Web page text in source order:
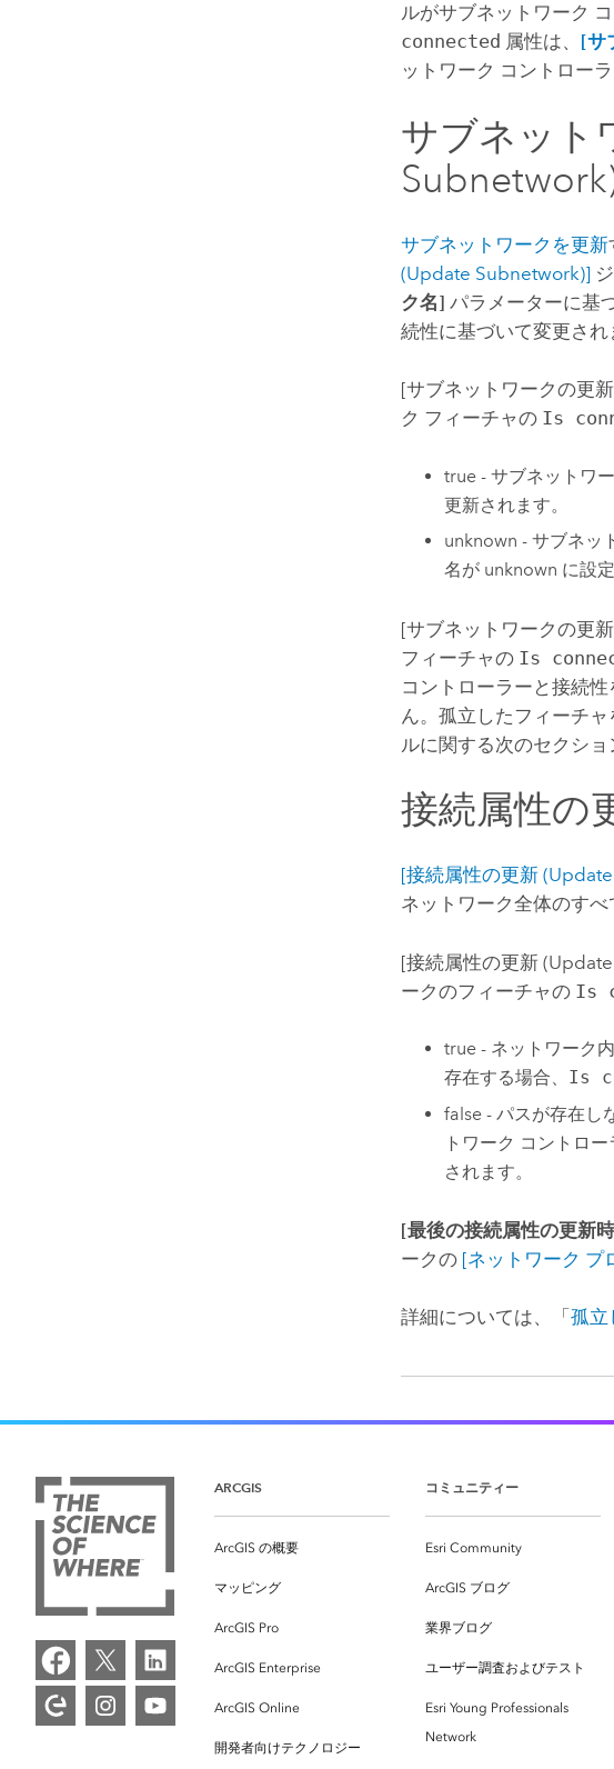
ルがサブネットワーク
connected 属性は、 [サ
ットワーク コントロー
サブネット
サブネットワークを更新
(Update Subnetwork)]
ク名] パラメーターに基
続性に基づいて変更され
[サブネットワークの更
ク フィーチャの Is
true - サブネットワ
更新されます。
unknown - サブネッ
名が unknown に設
[サブネットワークの更
フィーチャの Is
コントローラーと接続
ん。孤立したフィーチャ
ルに関する次のセクショ
接続属性の
[接続属性の更新
ネットワーク全体のす
[接続属性の更新
ークのフィーチャの Is
true - ネットワーク
存在する場合、 Is
false - パスが存在し
トワーク コントロ
されます。
[最後の接続属性の更新
ークの [ネットワーク プ
詳細については、「孤立
ARCGIS
ArcGIS の概要
マッピング
ArcGIS Pro
ArcGIS Enterprise
ArcGIS Online
開発者向けテクノロジー
コミュニティー
Esri Community
ArcGIS ブログ
業界ブログ
ユーザー調査およびテスト
Esri Young Professionals
Network